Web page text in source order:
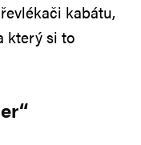
kabátu,
který si to